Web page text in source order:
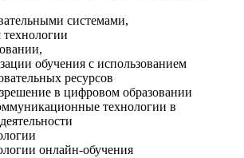
системами,
обучения с использованием
ресурсов
в цифровом образовании
технологии в
онлайн-обучения